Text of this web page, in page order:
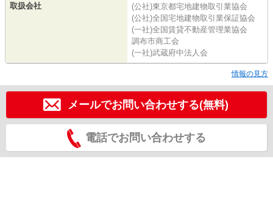
取扱会社
(公社)東京都宅地建物取引業協会
(公社)全国宅地建物取引業保証協会
(一社)全国賃貸不動産管理業協会
調布市商工会
(一社)武蔵府中法人会
情報の見方
メールでお問い合わせする(無料)
電話でお問い合わせする